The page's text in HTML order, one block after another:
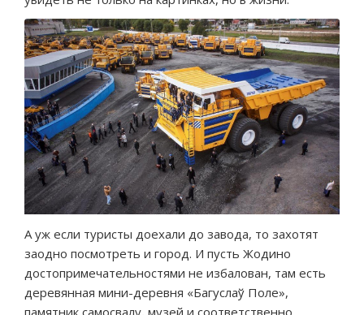
А уж если туристы доехали до завода, то захотят
заодно посмотреть и город. И пусть Жодино
достопримечательностями не избалован, там есть
деревянная мини-деревня «Багуслаў Поле»,
памятник самосвалу, музей и соответственно